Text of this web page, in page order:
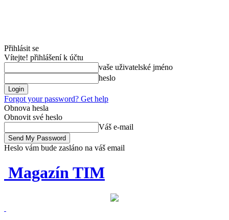
Přihlásit se
Vítejte! přihlášení k účtu
vaše uživatelské jméno
heslo
Forgot your password? Get help
Obnova hesla
Obnovit své heslo
Váš e-mail
Heslo vám bude zasláno na váš email
Magazín TIM